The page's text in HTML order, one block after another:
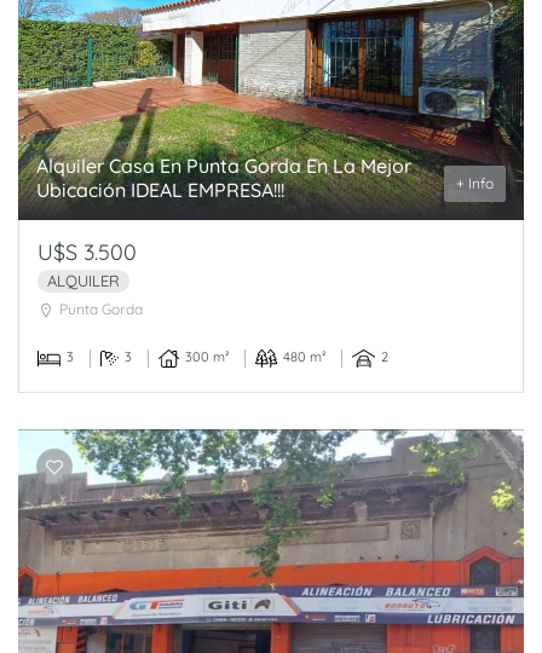
Alquiler Casa En Punta Gorda En La Mejor
Ubicación IDEAL EMPRESA!!!
+ Info
U$S 3.500
ALQUILER
Punta Gorda
3 3 300 m² 480 m² 2